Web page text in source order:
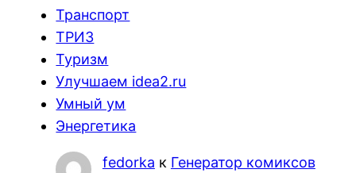
Транспорт
ТРИЗ
Туризм
Улучшаем idea2.ru
Умный ум
Энергетика
fedorka к Генератор комиксов